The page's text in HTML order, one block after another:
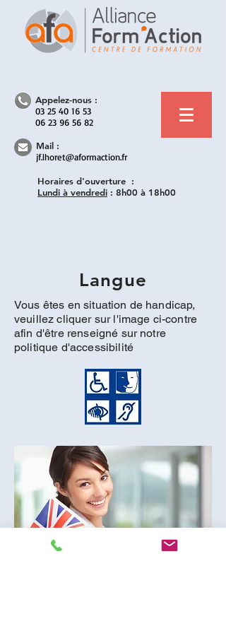
Appelez-nous :
03 25 40 16 53
06 23 96 56 82
Mail :
jf.lhoret@aformaction.fr
Horaires d'ouverture :
Lundi à vendredi : 8h00 à 18h00
Langue
Vous êtes en situation de handicap,
veuillez cliquer sur l'image ci-contre
afin d'être renseigné sur notre
politique d'accessibilité